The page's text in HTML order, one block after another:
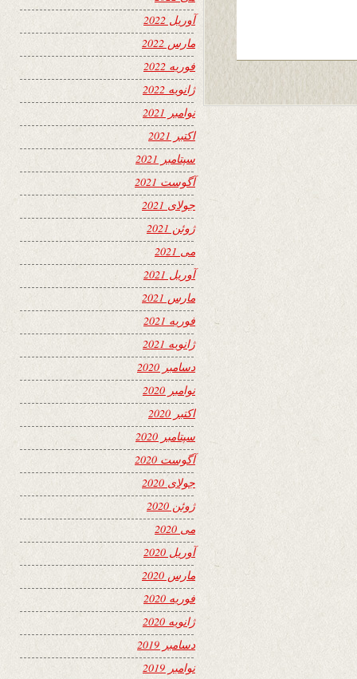
آوریل 2022
مارس 2022
فوریه 2022
ژانویه 2022
نوامبر 2021
اکتبر 2021
سپتامبر 2021
آگوست 2021
جولای 2021
ژوئن 2021
می 2021
آوریل 2021
مارس 2021
فوریه 2021
ژانویه 2021
دسامبر 2020
نوامبر 2020
اکتبر 2020
سپتامبر 2020
آگوست 2020
جولای 2020
ژوئن 2020
می 2020
آوریل 2020
مارس 2020
فوریه 2020
ژانویه 2020
دسامبر 2019
نوامبر 2019